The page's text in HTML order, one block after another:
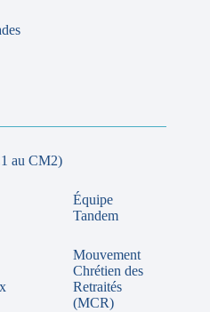
au CM2)
Équipe
Tandem
Mouvement
Chrétien des
Retraités
(MCR)